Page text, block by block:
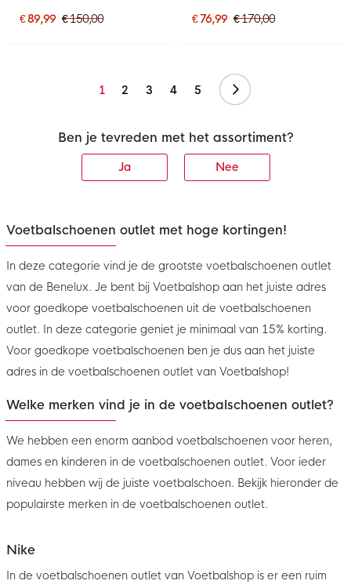
€ 89,99 € 150,00
Blauw Wit Felroze
€ 76,99 € 170,00
1 2 3 4 5 Volgende
Ben je tevreden met het assortiment?
Ja Nee
Voetbalschoenen outlet met hoge kortingen!
In deze categorie vind je de grootste voetbalschoenen outlet
van de Benelux. Je bent bij Voetbalshop aan het juiste adres
voor goedkope voetbalschoenen uit de voetbalschoenen
outlet. In deze categorie geniet je minimaal van 15% korting.
Voor goedkope voetbalschoenen ben je dus aan het juiste
adres in de voetbalschoenen outlet van Voetbalshop!
Welke merken vind je in de voetbalschoenen outlet?
We hebben een enorm aanbod voetbalschoenen voor heren,
dames en kinderen in de voetbalschoenen outlet. Voor ieder
niveau hebben wij de juiste voetbalschoen. Bekijk hieronder de
populairste merken in de voetbalschoenen outlet.
Nike
In de voetbalschoenen outlet van Voetbalshop is er een ruim